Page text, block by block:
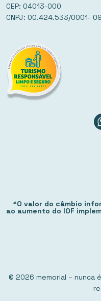
CEP: 04013-000
CNPJ: 00.424.533/0001- 09
*O valor do câmbio
ao aumento do IOF
© 2026 memorial – nunca